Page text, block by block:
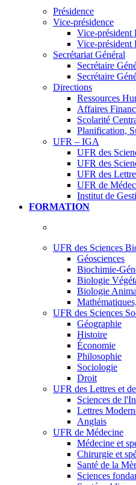
Présidence
Vice-présidence
Vice-président
Vice-président
Secrétariat Général
Secrétaire
Secrétaire
Directions
Ressources
Affaires
Scolarité
Planification,
UFR – IGA
UFR des
UFR des
UFR des
UFR de
Institut de
FORMATION
UFR des Sciences
Géosciences
Biochimie-
Biologie
Biologie
UFR des Sciences
Géographie
Histoire
Économie
Philosophie
Sociologie
Droit
UFR des Lettres et
Sciences de
Lettres
Anglais
UFR de Médecine
Médecine et
Chirurgie et
Santé de la
Sciences